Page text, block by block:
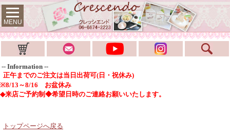
MENU
-- Information --
正午までのご注文は当日出荷可(日・祝休み)
※8/13～8/16 お盆休み
◆来店ご予約制◆希望日時のご連絡お願いいたします。
トップページへ戻る